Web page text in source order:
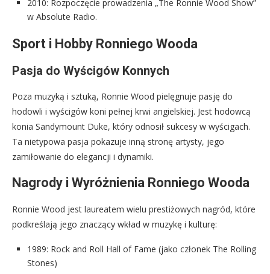
2010: Rozpoczęcie prowadzenia „The Ronnie Wood Show”
w Absolute Radio.
Sport i Hobby Ronniego Wooda
Pasja do Wyścigów Konnych
Poza muzyką i sztuką, Ronnie Wood pielęgnuje pasję do
hodowli i wyścigów koni pełnej krwi angielskiej. Jest hodowcą
konia Sandymount Duke, który odnosił sukcesy w wyścigach.
Ta nietypowa pasja pokazuje inną stronę artysty, jego
zamiłowanie do elegancji i dynamiki.
Nagrody i Wyróżnienia Ronniego Wooda
Ronnie Wood jest laureatem wielu prestiżowych nagród, które
podkreślają jego znaczący wkład w muzykę i kulturę:
1989: Rock and Roll Hall of Fame (jako członek The Rolling
Stones)